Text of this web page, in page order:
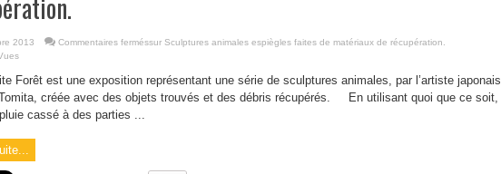
2013 Commentaires ferméssur Sculptures animales espiègles faites de matériaux de récupération.
Forêt est une exposition représentant une série de sculptures animales, par l’artiste japonais
créée avec des objets trouvés et des débris récupérés. En utilisant quoi que ce soit,
cassé à des parties ...